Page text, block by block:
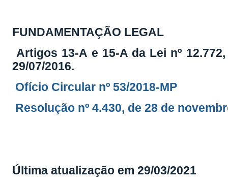
FUNDAMENTAÇÃO LEGAL
Artigos 13-A e 15-A da Lei nº
29/07/2016.
Ofício Circular nº 53/2018-MP
Resolução nº 4.430, de 28 de
Última atualização em29/03/2021